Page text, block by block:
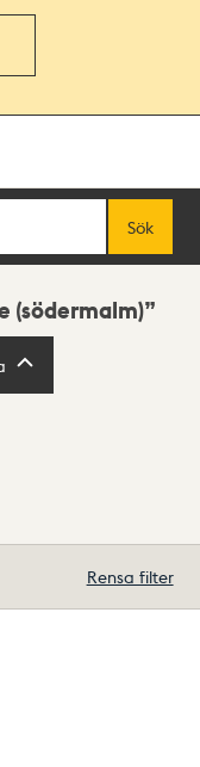
Sök
(södermalm)
Rensa filter